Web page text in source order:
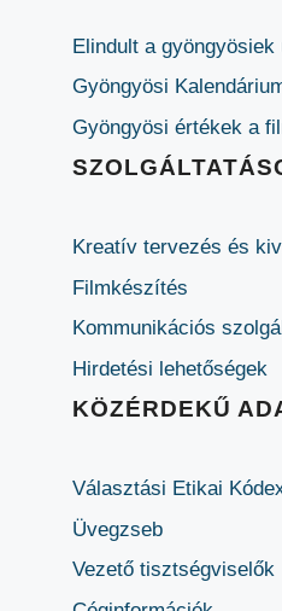
Elindult a gyöngyösiek
Gyöngyösi
Gyöngyösi értékek a
Kreatív tervezés és
Filmkészítés
Kommunikációs
Hirdetési lehetőségek
KÖZÉRDEKŰ
Választási Etikai
Üvegzseb
Vezető tisztségviselők